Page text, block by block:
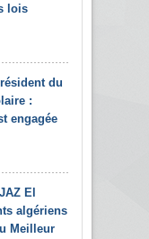
lois
du
:
engagée
El
algériens
Meilleur